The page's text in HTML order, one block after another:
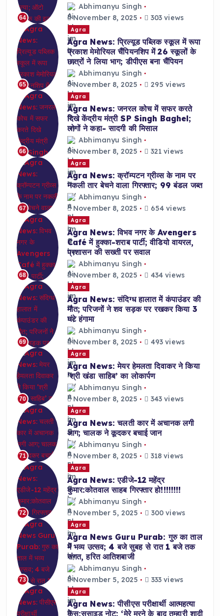
64
Abhimanyu Singh
November 8, 2025
303 views
65
Agra
Agra News: प्रिल्यूड पब्लिक स्कूल में रूपा
प्रकाश मेमोरियल चैंपियनशिप में 26 स्कूलों के
छात्रों ने लिया भाग; डीपीएस बना चैंपियन
Abhimanyu Singh
November 8, 2025
295 views
66
Agra
Agra News: जनरल कोच में सफर करते
दिखे केंद्रीय मंत्री SP Singh Baghel;
लोगों ने कहा- सादगी की मिसाल
Abhimanyu Singh
November 8, 2025
321 views
67
Agra
Agra News: क्रॉम्पटन ग्रीव्स के नाम पर
नकली तार बेचने वाला गिरफ्तार; 99 बंडल जब्त
Abhimanyu Singh
November 8, 2025
654 views
68
Agra
Agra News: विभव नगर के Avengers
Café में हुक्का-शराब पार्टी; वीडियो वायरल,
प्रशासन की सख्ती पर सवाल
Abhimanyu Singh
November 8, 2025
434 views
69
Agra
Agra News: संदिग्ध हालात में कंपाउंडर की
मौत; परिजनों ने शव सड़क पर रखकर किया 3
घंटे हंगामा
Abhimanyu Singh
November 8, 2025
493 views
70
Agra
Agra News: मेयर हेमलता दिवाकर ने किया
‘श्री खंडा साहिब’ का लोकार्पण
Abhimanyu Singh
November 8, 2025
343 views
71
Agra
Agra News: चलती कार में अचानक लगी
आग; चालक ने कूदकर बचाई जान
Abhimanyu Singh
November 8, 2025
318 views
72
Agra
Agra News: एडीजे-12 महेंद्र
कुमार:कोतवाल साहब गिरफ्तार हो!!!!!!!!
Abhimanyu Singh
November 5, 2025
300 views
73
Agra
Agra News Guru Purab: गुरु का ताल
में भव्य उत्सव; 4 बजे सुबह से रात 1 बजे तक
संगत, हरित आतिशबाजी
Abhimanyu Singh
November 5, 2025
333 views
Agra
Agra News: पीसीएस परीक्षार्थी आत्महत्या
केस:सुसाइड नोट: ‘मेरे मरने के बाद तुम्हारी शादी